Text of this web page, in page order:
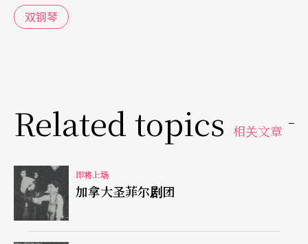
双钢琴
Related topics 相关文章
即将上场
加拿大圣菲尔剧团